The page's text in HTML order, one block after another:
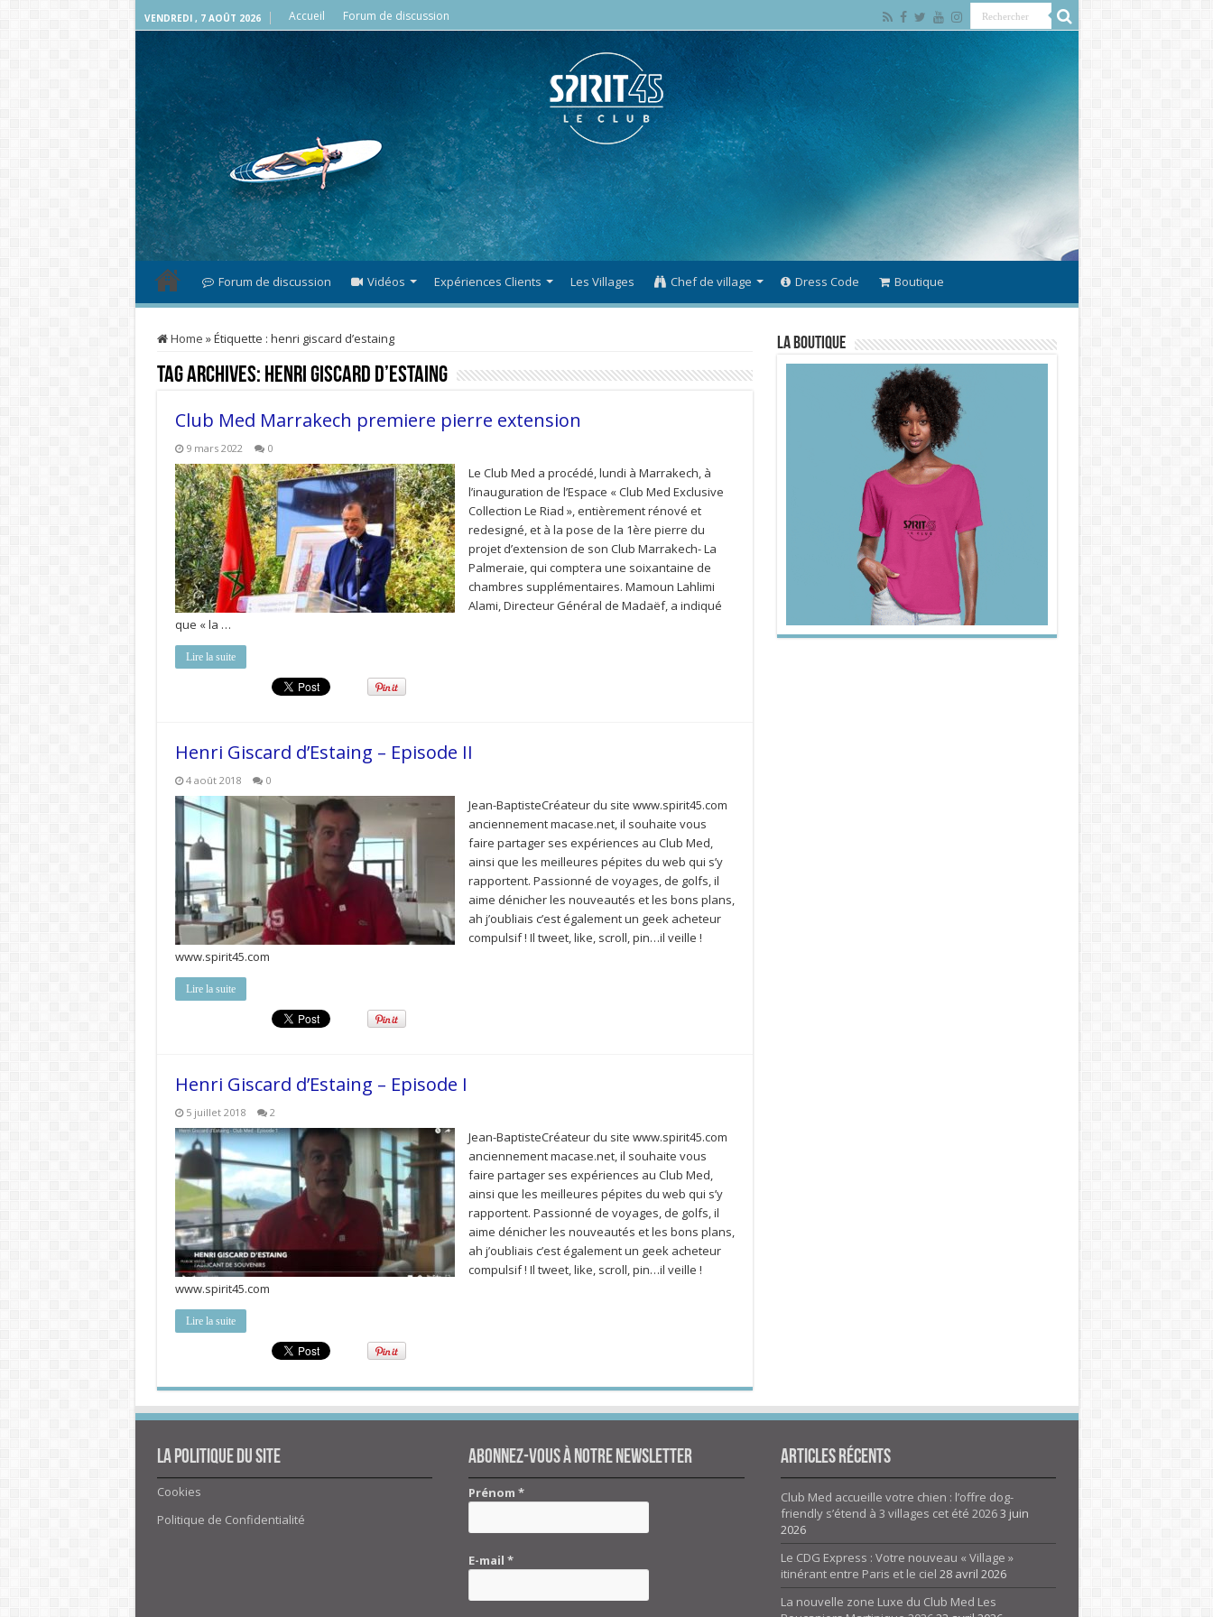
VENDREDI , 7 AOÛT 2026 Accueil Forum de discussion
Forum de discussion Vidéos Expériences Clients Les Villages Chef de village Dress Code Boutique
Home »Étiquette : henri giscard d’estaing
Tag Archives: henri giscard d’estaing
Club Med Marrakech premiere pierre extension
9 mars 2022 0
Le Club Med a procédé, lundi à Marrakech, à
l’inauguration de l’Espace « Club Med Exclusive
Collection Le Riad », entièrement rénové et
redesigné, et à la pose de la 1ère pierre du
projet d’extension de son Club Marrakech- La
Palmeraie, qui comptera une soixantaine de
chambres supplémentaires. Mamoun Lahlimi
Alami, Directeur Général de Madaëf, a indiqué
que « la …
Lire la suite
Henri Giscard d’Estaing – Episode II
4 août 2018 0
Jean-BaptisteCréateur du site www.spirit45.com
anciennement macase.net, il souhaite vous
faire partager ses expériences au Club Med,
ainsi que les meilleures pépites du web qui s’y
rapportent. Passionné de voyages, de golfs, il
aime dénicher les nouveautés et les bons plans,
ah j’oubliais c’est également un geek acheteur
compulsif ! Il tweet, like, scroll, pin…il veille !
www.spirit45.com
Lire la suite
Henri Giscard d’Estaing – Episode I
5 juillet 2018 2
Jean-BaptisteCréateur du site www.spirit45.com
anciennement macase.net, il souhaite vous
faire partager ses expériences au Club Med,
ainsi que les meilleures pépites du web qui s’y
rapportent. Passionné de voyages, de golfs, il
aime dénicher les nouveautés et les bons plans,
ah j’oubliais c’est également un geek acheteur
compulsif ! Il tweet, like, scroll, pin…il veille !
www.spirit45.com
Lire la suite
La Boutique
La politique du site
Cookies
Politique de Confidentialité
Abonnez-vous à notre newsletter
Prénom*
E-mail*
Articles Récents
Club Med accueille votre chien : l’offre dog-
friendly s’étend à 3 villages cet été 20263 juin
2026
Le CDG Express : Votre nouveau « Village »
itinérant entre Paris et le ciel 28 avril 2026
La nouvelle zone Luxe du Club Med Les